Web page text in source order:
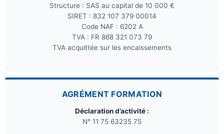
Structure : SAS au capital de 10 000 €
SIRET : 832 107 379 00014
Code NAF : 6202 A
TVA : FR 868 321 073 79
TVA acquittée sur les encaissements
AGRÉMENT FORMATION
Déclaration d’activité :
N° 11 75 63235 75